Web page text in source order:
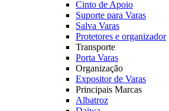
Cinto de Apoio
Suporte para Varas
Salva Varas
Protetores e organizador
Transporte
Porta Varas
Organização
Expositor de Varas
Principais Marcas
Albatroz